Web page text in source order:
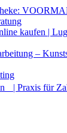
kaufen |
–
| Praxis für